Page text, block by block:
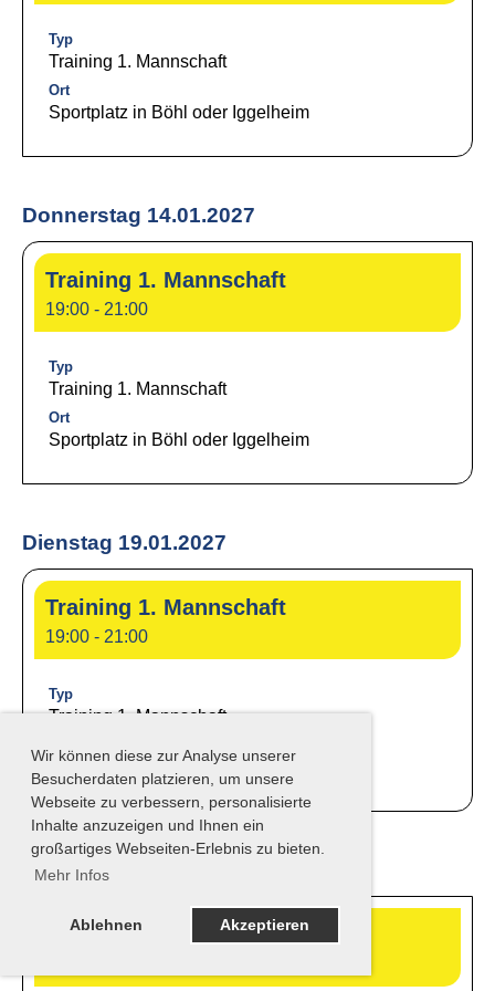
Wir können diese zur Analyse unserer
Besucherdaten platzieren, um unsere
Webseite zu verbessern, personalisierte
Inhalte anzuzeigen und Ihnen ein
großartiges Webseiten-Erlebnis zu bieten.
Mehr Infos
Ablehnen Akzeptieren
Typ
Training 1. Mannschaft
Ort
Sportplatz in Böhl oder Iggelheim
Donnerstag 14.01.2027
Training 1. Mannschaft
19:00 - 21:00
Typ
Training 1. Mannschaft
Ort
Sportplatz in Böhl oder Iggelheim
Dienstag 19.01.2027
Training 1. Mannschaft
19:00 - 21:00
Typ
Training 1. Mannschaft
Sportplatz in Böhl oder Iggelheim
Donnerstag 21.01.2027
Training 1. Mannschaft